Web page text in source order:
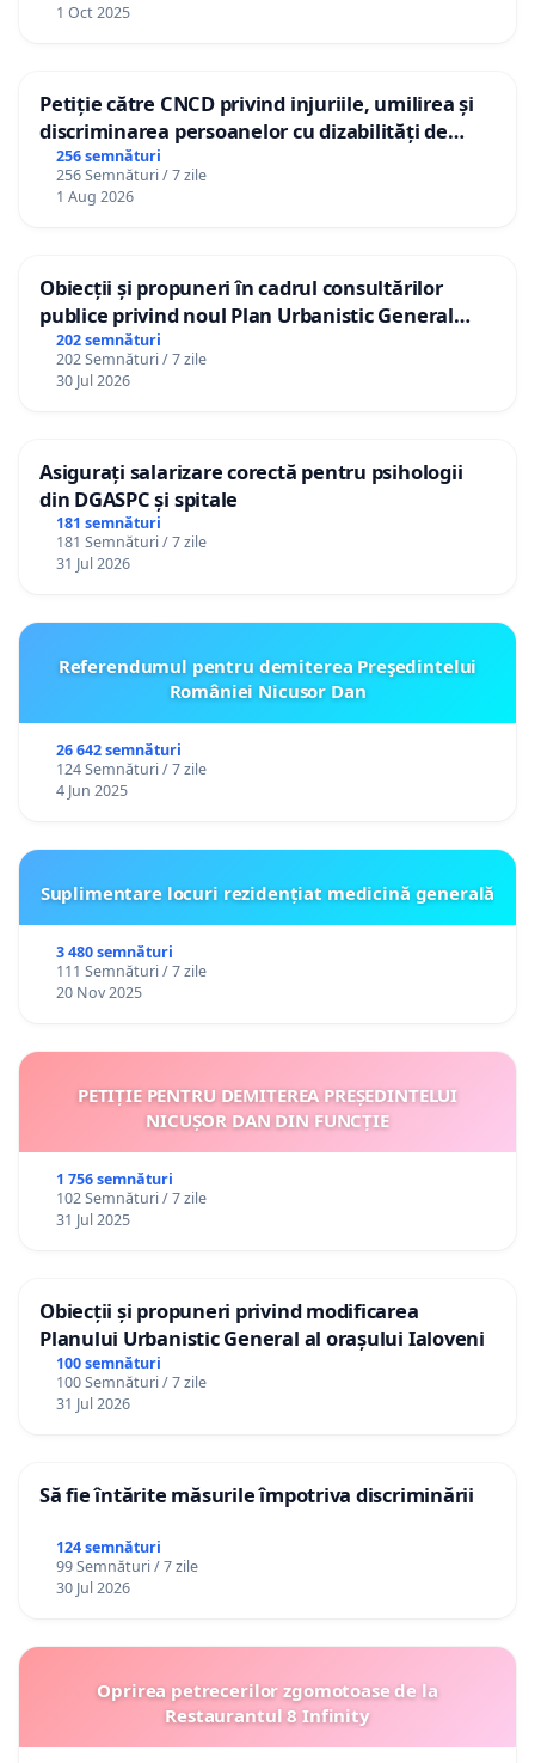
1 Oct 2025
Petiție către CNCD privind injuriile, umilirea și
discriminarea persoanelor cu dizabilități de
către utilizatorul TikTok „Gorici”
256 semnături
256 Semnături / 7 zile
1 Aug 2026
Obiecții și propuneri în cadrul consultărilor
publice privind noul Plan Urbanistic General
(PUG) Ialoveni
202 semnături
202 Semnături / 7 zile
30 Jul 2026
Asigurați salarizare corectă pentru psihologii
din DGASPC și spitale
181 semnături
181 Semnături / 7 zile
31 Jul 2026
Referendumul pentru demiterea Preşedintelui
României Nicusor Dan
26 642 semnături
124 Semnături / 7 zile
4 Jun 2025
Suplimentare locuri rezidențiat medicină generală
3 480 semnături
111 Semnături / 7 zile
20 Nov 2025
PETIȚIE PENTRU DEMITEREA PREȘEDINTELUI
NICUȘOR DAN DIN FUNCȚIE
1 756 semnături
102 Semnături / 7 zile
31 Jul 2025
Obiecții și propuneri privind modificarea
Planului Urbanistic General al orașului Ialoveni
100 semnături
100 Semnături / 7 zile
31 Jul 2026
Să fie întărite măsurile împotriva discriminării
124 semnături
99 Semnături / 7 zile
30 Jul 2026
Oprirea petrecerilor zgomotoase de la
Restaurantul 8 Infinity